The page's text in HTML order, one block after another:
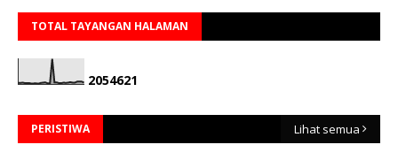
TOTAL TAYANGAN HALAMAN
2054621
PERISTIWA Lihat semua